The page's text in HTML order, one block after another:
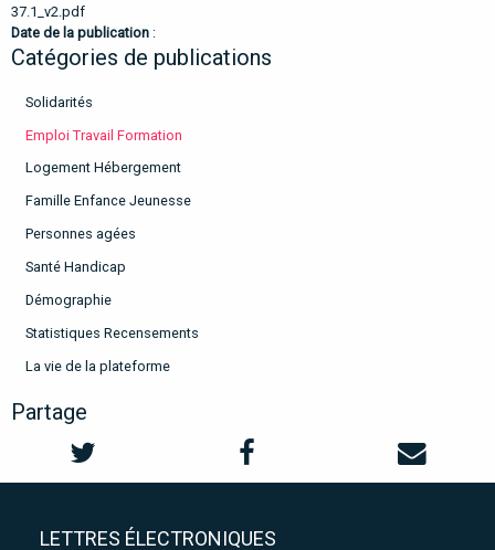
37.1_v2.pdf
Date de la publication :
Catégories de publications
Solidarités
Emploi Travail Formation
Logement Hébergement
Famille Enfance Jeunesse
Personnes agées
Santé Handicap
Démographie
Statistiques Recensements
La vie de la plateforme
Partage
LETTRES ÉLECTRONIQUES